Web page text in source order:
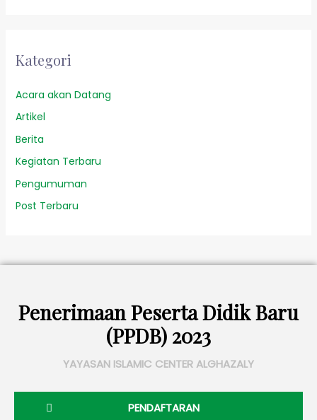
Kategori
Acara akan Datang
Artikel
Berita
Kegiatan Terbaru
Pengumuman
Post Terbaru
Penerimaan Peserta Didik Baru
(PPDB) 2023
YAYASAN ISLAMIC CENTER ALGHAZALY
PENDAFTARAN